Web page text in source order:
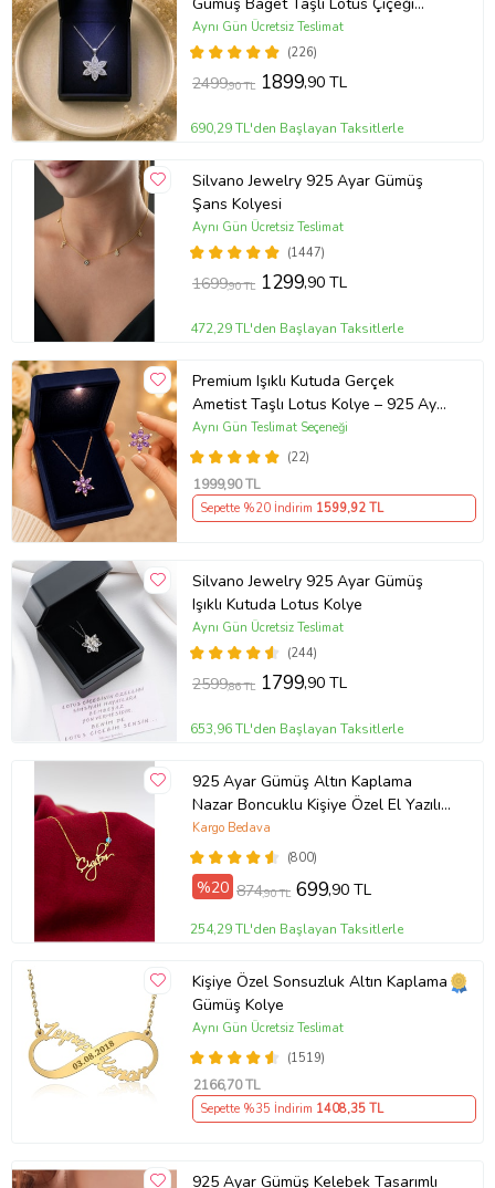
Kolye
(226)
Aynı Gün Ücretsiz Teslimat
2499,90 TL 1899,90 TL
690,29 TL'den Başlayan Taksitlerle
Silvano Jewelry 925 Ayar Gümüş
Şans Kolyesi
(1447)
Aynı Gün Ücretsiz Teslimat
1699,90 TL 1299,90 TL
472,29 TL'den Başlayan Taksitlerle
Premium Işıklı Kutuda Gerçek
Ametist Taşlı Lotus Kolye – 925 Ayar
Gümüş Kadın Kolye
(22)
Aynı Gün Teslimat Seçeneği
1999,90 TL
Sepette %20 İndirim 1599,92 TL
Silvano Jewelry 925 Ayar Gümüş
Işıklı Kutuda Lotus Kolye
(244)
Aynı Gün Ücretsiz Teslimat
2599,86 TL 1799,90 TL
653,96 TL'den Başlayan Taksitlerle
925 Ayar Gümüş Altın Kaplama
Nazar Boncuklu Kişiye Özel El Yazılı
Kolye (Sarı)
(800)
Kargo Bedava
%20 874,90 TL 699,90 TL
254,29 TL'den Başlayan Taksitlerle
Kişiye Özel Sonsuzluk Altın Kaplama
Gümüş Kolye
(1519)
Aynı Gün Ücretsiz Teslimat
2166,70 TL
Sepette %35 İndirim 1408,35 TL
925 Ayar Gümüş Kelebek Tasarımlı